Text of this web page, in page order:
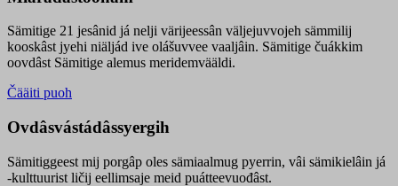
Sämitige 21 jesânid já nelji värijeessân väljejuvvojeh sämmilij
kooskâst jyehi niäljád ive olášuvvee vaaljâin. Sämitige čuákkim
oovdâst Sämitige alemus meridemvääldi.
Čääiti puoh
Ovdâsvástádâssyergih
Sämitiggeest mij porgâp oles sämiaalmug pyerrin, vâi sämikielâin já
-kulttuurist ličij eellimsaje meid puátteevuođâst.